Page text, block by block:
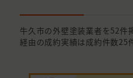
牛久市の外壁塗装業者を52件
経由の成約実績は成約件数25